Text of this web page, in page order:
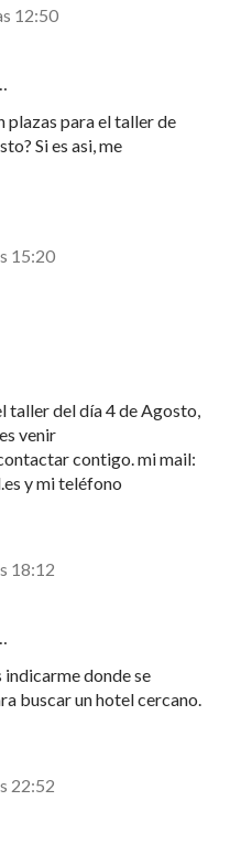
12:50
plazas para el taller de
Si es asi, me
15:20
taller del día 4 de Agosto,
venir
contigo. mi mail:
y mi teléfono
18:12
indicarme donde se
buscar un hotel cercano.
22:52